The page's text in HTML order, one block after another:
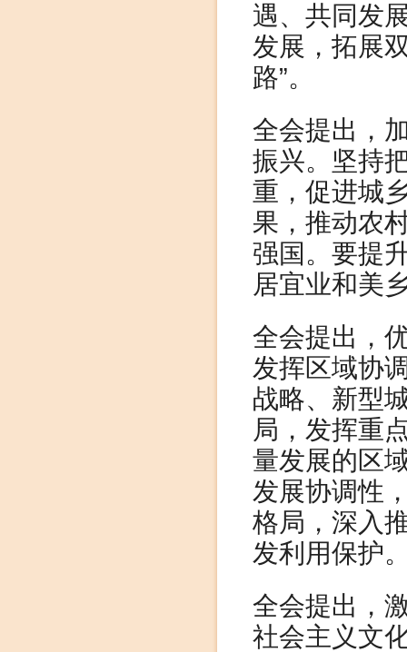
遇、共同发
发展，拓展
路”。
全会提出，
振兴。坚持
重，促进城
果，推动农
强国。要提
居宜业和美
全会提出，
发挥区域协
战略、新型
局，发挥重
量发展的区
发展协调性
格局，深入
发利用保护
全会提出，
社会主义文